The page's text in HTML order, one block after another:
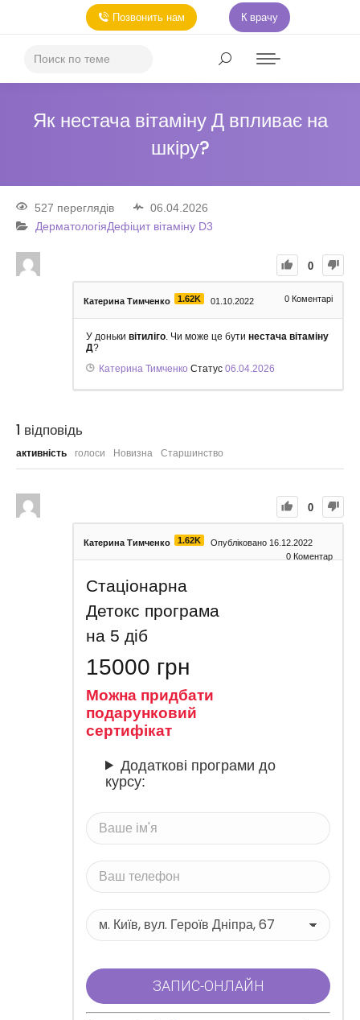
Позвонить нам К врачу
Як нестача вітаміну Д впливає на
шкіру?
527 переглядів
06.04.2026
ДерматологіяДефіцит вітаміну D3
0
Катерина Тимченко 1.62K 01.10.2022 0 Коментарі
У доньки вітиліго . Чи може це бути нестача вітаміну
Д?
Катерина Тимченко Статус 06.04.2026
1 відповідь
активність голоси Новизна Старшинство
0
Катерина Тимченко 1.62K
Опубліковано 16.12.2022
0 Коментар
Стаціонарна
Детокс програма
на 5 діб
15000 грн
Можна придбати
подарунковий
сертифікат
Додаткові програми до
курсу: